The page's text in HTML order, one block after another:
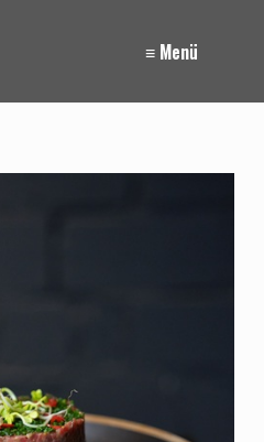
≡ Menü